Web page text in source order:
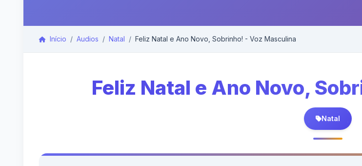
Início Audios Natal Feliz Natal e Ano Novo, Sobrinho! - Voz Masculina
Feliz Natal e Ano Novo,
Natal